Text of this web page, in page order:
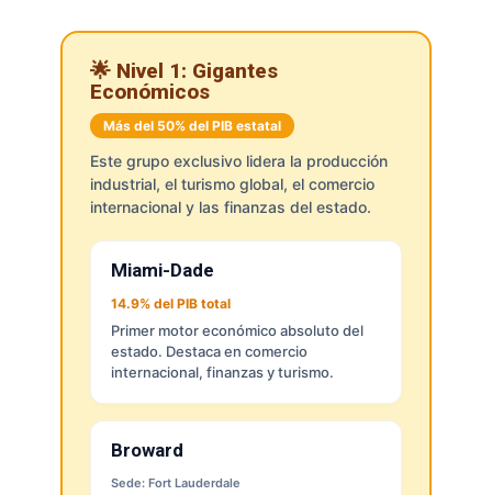
🌟 Nivel 1: Gigantes
Económicos
Más del 50% del PIB estatal
Este grupo exclusivo lidera la producción
industrial, el turismo global, el comercio
internacional y las finanzas del estado.
Miami-Dade
14.9% del PIB total
Primer motor económico absoluto del
estado. Destaca en comercio
internacional, finanzas y turismo.
Broward
Sede: Fort Lauderdale